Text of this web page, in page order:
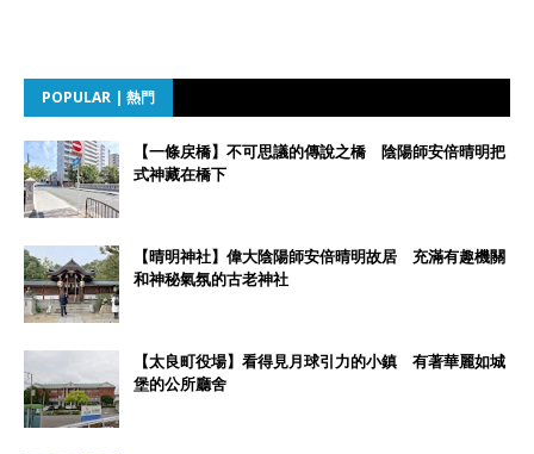
POPULAR | 熱門
【一條戻橋】不可思議的傳說之橋 陰陽師安倍晴明把
式神藏在橋下
【晴明神社】偉大陰陽師安倍晴明故居 充滿有趣機關
和神秘氣氛的古老神社
【太良町役場】看得見月球引力的小鎮 有著華麗如城
堡的公所廳舍